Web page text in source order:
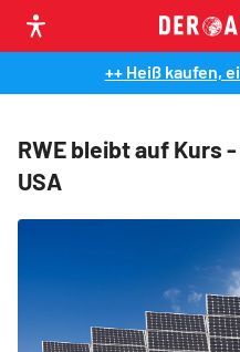
++ Heiß kaufen,
RWE bleibt auf Kurs
USA